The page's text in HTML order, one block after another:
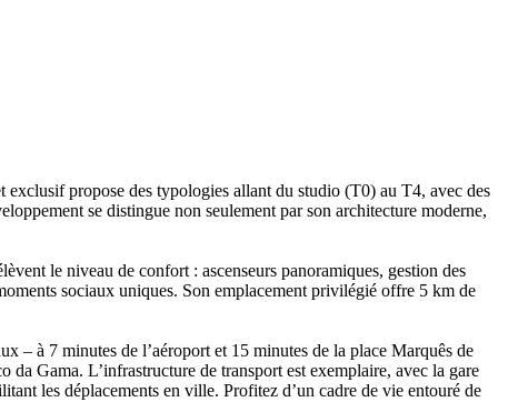
propose des typologies allant du studio (T0) au T4, avec des
se distingue non seulement par son architecture moderne,
le niveau de confort : ascenseurs panoramiques, gestion des
sociaux uniques. Son emplacement privilégié offre 5 km de
– à 7 minutes de l’aéroport et 15 minutes de la place Marquês de
Gama. L’infrastructure de transport est exemplaire, avec la gare
les déplacements en ville. Profitez d’un cadre de vie entouré de